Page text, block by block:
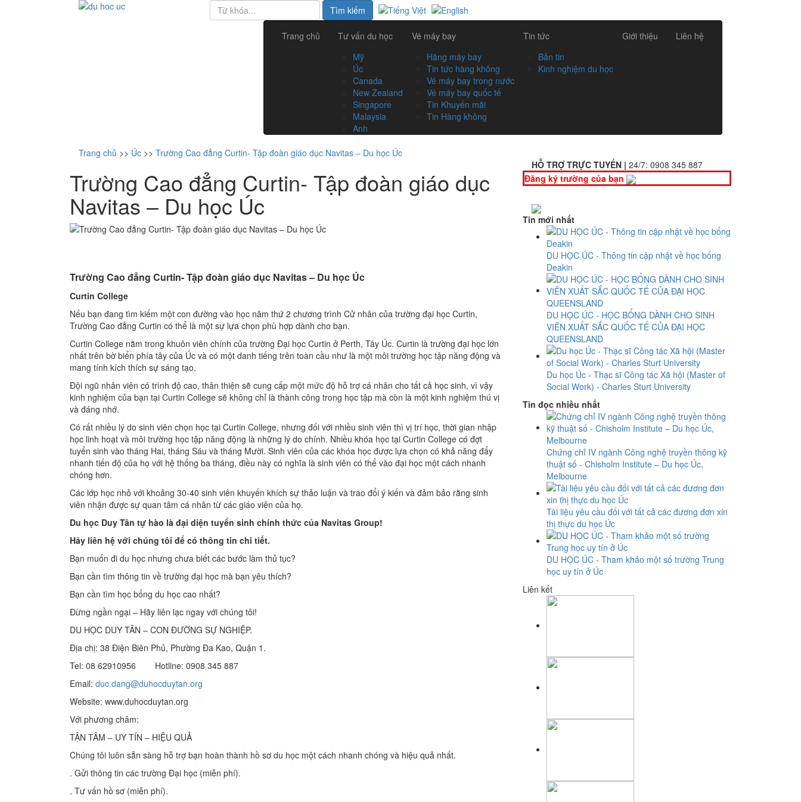
Trang chủ
Tư vấn du học
Mỹ
Úc
Canada
New Zealand
Singapore
Malaysia
Anh
Vé máy bay
Hãng máy bay
Tin tức hàng không
Vé máy bay trong nước
Vé máy bay quốc tế
Tin Khuyến mãi
Tin Hàng không
Tin tức
Bản tin
Kinh nghiệm du học
Giới thiệu Liên hệ
Trang chủ >> Úc >> Trường Cao đẳng Curtin- Tập đoàn giáo dục Navitas – Du học Úc
Trường Cao đẳng Curtin- Tập đoàn giáo dục
Navitas – Du học Úc
Trường Cao đẳng Curtin- Tập đoàn giáo dục Navitas – Du học Úc
Curtin College
Nếu bạn đang tìm kiếm một con đường vào học năm thứ 2 chương trình Cử nhân của trường đại học Curtin,
Trường Cao đẳng Curtin có thể là một sự lựa chọn phù hợp dành cho bạn.
Curtin College nằm trong khuôn viên chính của trường Đại học Curtin ở Perth, Tây Úc. Curtin là trường đại học lớn
nhất trên bờ biển phía tây của Úc và có một danh tiếng trên toàn cầu như là một môi trường học tập năng động và
mang tính kích thích sự sáng tạo.
Đội ngũ nhân viên có trình độ cao, thân thiện sẽ cung cấp một mức độ hỗ trợ cá nhân cho tất cả học sinh, vì vậy
kinh nghiệm của bạn tại Curtin College sẽ không chỉ là thành công trong học tập mà còn là một kinh nghiệm thú vị
và đáng nhớ.
Có rất nhiều lý do sinh viên chọn học tại Curtin College, nhưng đối với nhiều sinh viên thì vị trí học, thời gian nhập
học linh hoạt và môi trường học tập năng động là những lý do chính. Nhiều khóa học tại Curtin College có đợt
tuyển sinh vào tháng Hai, tháng Sáu và tháng Mười. Sinh viên của các khóa học được lựa chọn có khả năng đẩy
nhanh tiến độ của họ với hệ thống ba tháng, điều này có nghĩa là sinh viên có thể vào đại học một cách nhanh
chóng hơn.
Các lớp học nhỏ với khoảng 30-40 sinh viên khuyến khích sự thảo luận và trao đổi ý kiến ​​và đảm bảo rằng sinh
viên nhận được sự quan tâm cá nhân từ các giáo viên của họ.
Du học Duy Tân tự hào là đại diện tuyển sinh chính thức của Navitas Group!
Hãy liên hệ với chúng tôi để có thông tin chi tiết.
Bạn muốn đi du học nhưng chưa biết các bước làm thủ tục?
Bạn cần tìm thông tin về trường đại học mà bạn yêu thích?
Bạn cần tìm học bổng du học cao nhất?
Đừng ngần ngại – Hãy liên lạc ngay với chúng tôi!
DU HỌC DUY TÂN – CON ĐƯỜNG SỰ NGHIỆP.
Địa chị: 38 Điện Biên Phủ, Phường Đa Kao, Quận 1.
Tel: 08 62910956 Hotline: 0908 345 887
Email: duc.dang@duhocduytan.org
Website: www.duhocduytan.org
Với phương châm:
TẬN TÂM – UY TÍN – HIỆU QUẢ
Chúng tôi luôn sẵn sàng hỗ trợ bạn hoàn thành hồ sơ du học một cách nhanh chóng và hiệu quả nhất.
. Gửi thông tin các trường Đại học (miễn phí).
. Tư vấn hồ sơ (miễn phí).
HỖ TRỢ TRỰC TUYẾN | 24/7: 0908 345 887
Đăng ký trường của bạn
Tin mới nhất
DU HỌC ÚC - Thông tin cập nhật về học bổng
Deakin
DU HỌC ÚC - HỌC BỔNG DÀNH CHO SINH
VIÊN XUẤT SẮC QUỐC TẾ CỦA ĐẠI HỌC
QUEENSLAND
Du học Úc - Thạc sĩ Công tác Xã hội (Master of
Social Work) - Charles Sturt University
Tin đọc nhiều nhất
Chứng chỉ IV ngành Công nghệ truyền thông kỹ
thuật số - Chisholm Institute – Du học Úc,
Melbourne
Tài liệu yêu cầu đối với tất cả các đương đơn xin
thị thực du học Úc
DU HỌC ÚC - Tham khảo một số trường Trung
học uy tín ở Úc
Liên kết